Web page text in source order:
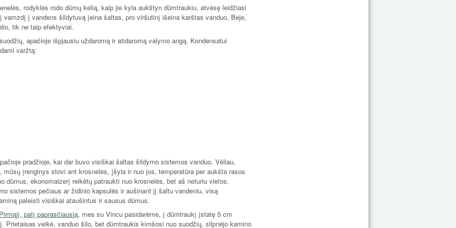
rodyklės rodo dūmų kelią, kaip jie kyla aukštyn dūmtraukiu, atvėsę leidžiasi
vamzdį į vandens šildytuvą įeina šaltas, pro viršutinį išeina karštas vanduo, Beje,
tik ne taip efektyviai.
apačioje išpjausiu uždaromą ir atidaromą valymo angą. Kondensatui
varžtą:
pradžioje, kai dar buvo visiškai šaltas šildymo sistemos vanduo. Vėliau,
įrenginys stovi ant krosnelės, įšyla ir nuo jos, temperatūra per aukšta rasos
dūmus, ekonomaizerį reikėtų patraukti nuo krosnelės, bet aš neturiu vietos.
sistemos pečiaus ar židinio kapsulės ir aušinant jį šaltu vandeniu, visą
paleisti visiškai ataušintus ir sausus dūmus.
patį paprasčiausią, mes su Vincu pasidarėme, į dūmtraukį įstatę 5 cm
Prietaisas veikė, vanduo šilo, bet dūmtraukis kimšosi nuo suodžių, silpnėjo kamino